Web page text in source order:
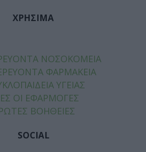
ΧΡΗΣΙΜΑ
ΝΟΣΟΚΟΜΕΙΑ
ΦΑΡΜΑΚΕΙΑ
ΥΓΕΙΑΣ
ΟΙ ΕΦΑΡΜΟΓΕΣ
ΒΟΗΘΕΙΕΣ
SOCIAL